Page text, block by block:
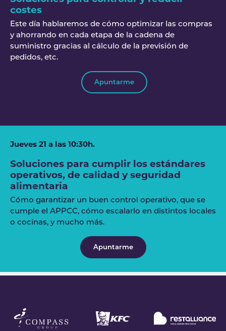
costes
Este día hablaremos de cómo optimizar las compras
y ahorrando en cada etapa de la cadena de
suministro gracias al cálculo de la previsión de
pedidos, etc.
Apuntarme
Jueves 21 a las 10:30h.
Soluciones para cumplir los estándares
operativos, de calidad y seguridad
alimentaria
Cómo garantizar un buen control operativo, que se
cumple el APPCC, cómo escalarlo en distintos locales
o cocinas, y mucho más.
Apuntarme